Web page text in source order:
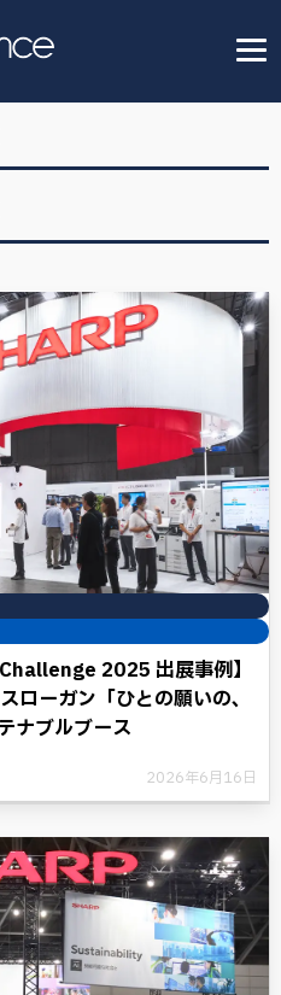
2025 出展事例】
ローガン「ひとの願いの、
ナブルブース
2026年6月16日